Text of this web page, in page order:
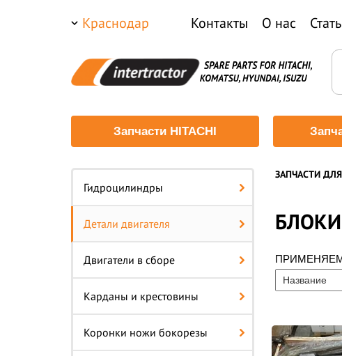
Краснодар Контакты О нас
Запчасти HITACHI
Гидроцилиндры
Детали двигателя
Двигатели в сборе
Карданы и крестовины
Коронки ножи бокорезы
ЗАПЧАСТИ